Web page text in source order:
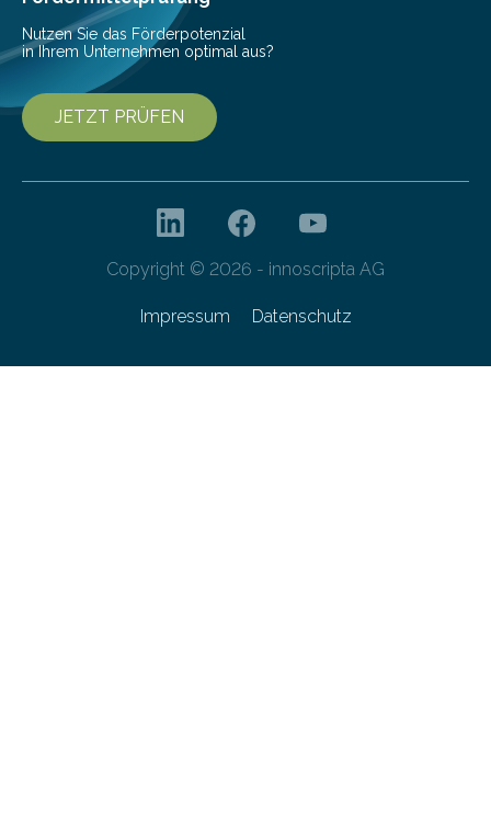
Nutzen Sie das Förderpotenzial
in Ihrem Unternehmen optimal aus?
JETZT PRÜFEN
Copyright © 2026 - innoscripta AG
Impressum Datenschutz